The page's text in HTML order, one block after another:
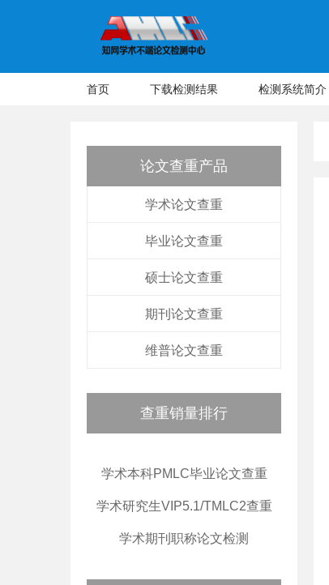
首页 下载检测结果 检测系统简介
论文查重产品
学术论文查重
毕业论文查重
硕士论文查重
期刊论文查重
维普论文查重
查重销量排行
学术本科PMLC毕业论文查重
学术研究生VIP5.1/TMLC2查重
学术期刊职称论文检测